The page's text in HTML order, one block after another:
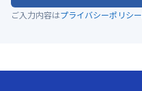
ご入力内容はプライバシーポリシー